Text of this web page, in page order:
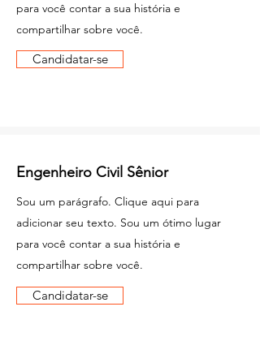
para você contar a sua história e
compartilhar sobre você.
Candidatar-se
Engenheiro Civil Sênior
Sou um parágrafo. Clique aqui para
adicionar seu texto. Sou um ótimo lugar
para você contar a sua história e
compartilhar sobre você.
Candidatar-se